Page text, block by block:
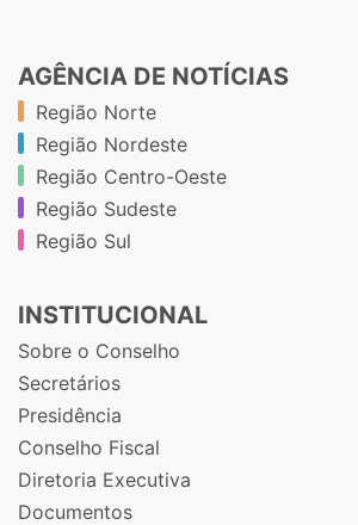
AGÊNCIA DE NOTÍCIAS
Região Norte
Região Nordeste
Região Centro-Oeste
Região Sudeste
Região Sul
INSTITUCIONAL
Sobre o Conselho
Secretários
Presidência
Conselho Fiscal
Diretoria Executiva
Documentos